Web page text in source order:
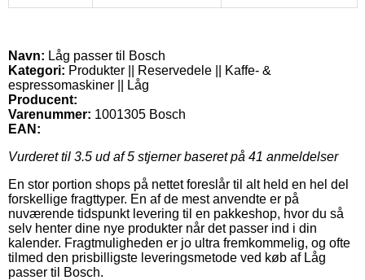
Navn: Låg passer til Bosch
Kategori: Produkter || Reservedele || Kaffe- &
espressomaskiner || Låg
Producent:
Varenummer: 1001305 Bosch
EAN:
Vurderet til 3.5 ud af 5 stjerner baseret på 41 anmeldelser
En stor portion shops på nettet foreslår til alt held en hel del
forskellige fragttyper. En af de mest anvendte er på
nuværende tidspunkt levering til en pakkeshop, hvor du så
selv henter dine nye produkter når det passer ind i din
kalender. Fragtmuligheden er jo ultra fremkommelig, og ofte
tilmed den prisbilligste leveringsmetode ved køb af Låg
passer til Bosch.